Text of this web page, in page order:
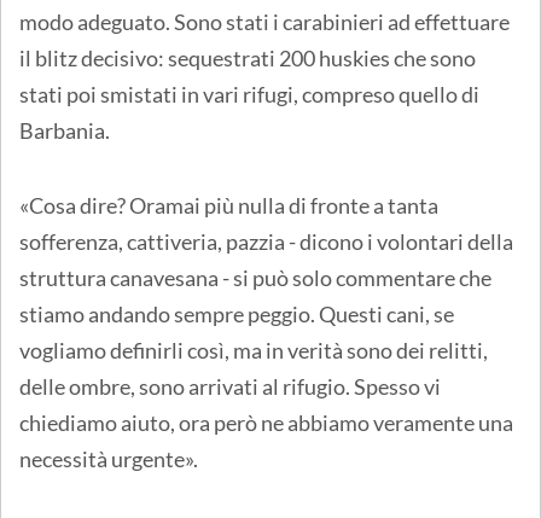
modo adeguato. Sono stati i carabinieri ad effettuare
il blitz decisivo: sequestrati 200 huskies che sono
stati poi smistati in vari rifugi, compreso quello di
Barbania.
«Cosa dire? Oramai più nulla di fronte a tanta
sofferenza, cattiveria, pazzia - dicono i volontari della
struttura canavesana - si può solo commentare che
stiamo andando sempre peggio. Questi cani, se
vogliamo definirli così, ma in verità sono dei relitti,
delle ombre, sono arrivati al rifugio. Spesso vi
chiediamo aiuto, ora però ne abbiamo veramente una
necessità urgente».